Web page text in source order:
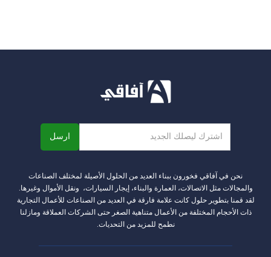
نحن في آفاقي فخورون ببناء العديد من الحلول الأصيلة لمختلف الصناعات
والمجالات مثل الاتصالات، العمارة والبناء، إيجار السيارات، ونقل الأموال وغيرها.
لقد قمنا بتطوير حلول كانت علامة فارقة في العديد من الصناعات للأعمال التجارية
ذات الأحجام المختلفة من الأعمال متناهية الصغر حتى الشركات العملاقة ومازلنا
نطمح للمزيد من التحديات.